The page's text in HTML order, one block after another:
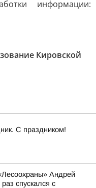
информации:
Кировской
С праздником!
Андрей
спускался с